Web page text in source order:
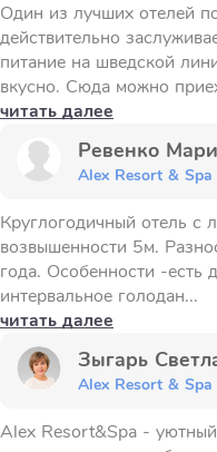
Один из лучших отелей
действительно
питание на шведской
вкусно. Сюда можно
читать далее
Ревенко
Alex Resort &
Круглогодичный отель с
возвышенности 5м.
года. Особенности -есть
интервальное голодан...
читать далее
Зыгарь
Alex Resort &
Alex Resort&Spa -